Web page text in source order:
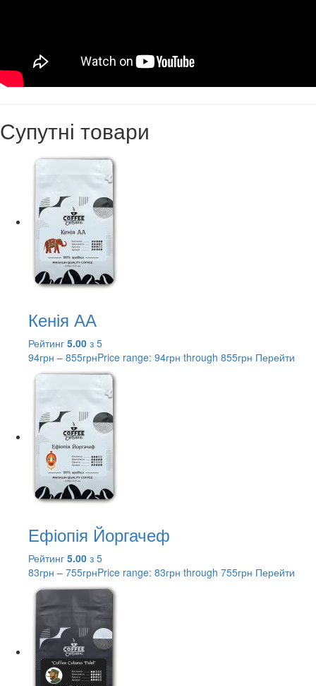
Супутні товари
Кенія АА
Рейтинг 5.00 з 5
94грн – 855грнPrice range: 94грн through 855грн Перейти
Ефіопія Йоргачеф
Рейтинг 5.00 з 5
83грн – 755грнPrice range: 83грн through 755грн Перейти